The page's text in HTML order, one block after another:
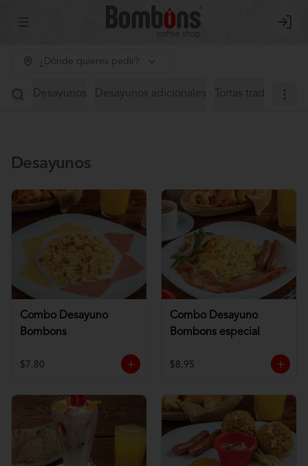
Abrir menu de navegación Login
¿Dónde quieres pedir?
Desayunos Desayunos adicionales Tortas tradicionales
Desayunos
Combo Desayuno
Bombons
$7.80
Combo Desayuno
Bombons especial
$8.95